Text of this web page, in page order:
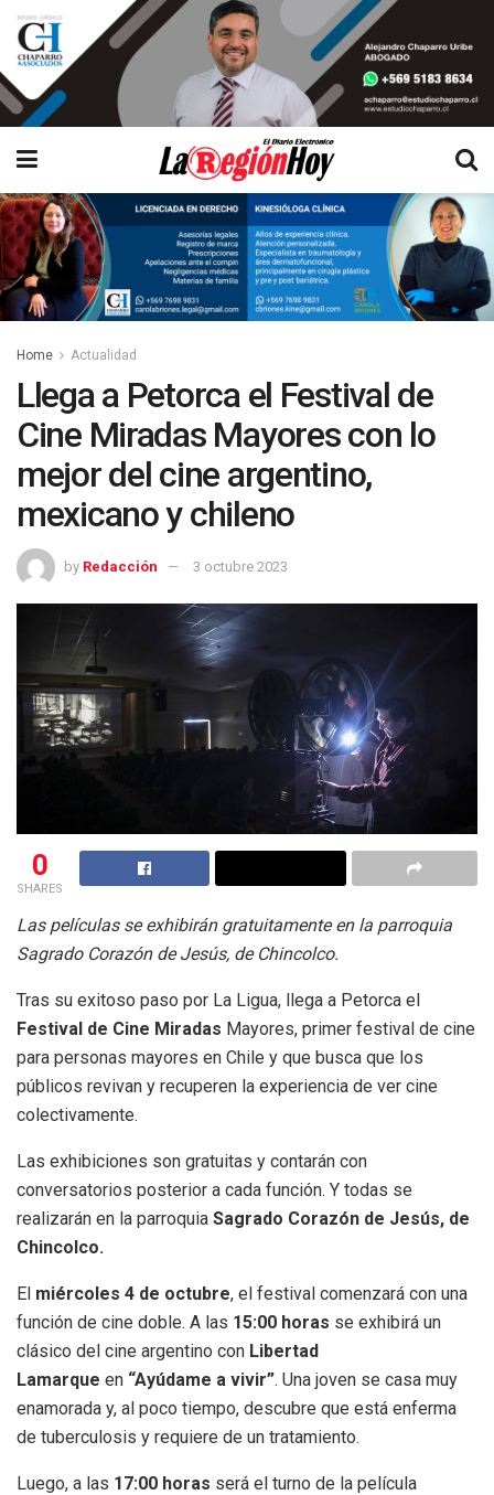
Home Actualidad
Llega a Petorca el Festival de
Cine Miradas Mayores con lo
mejor del cine argentino,
mexicano y chileno
by Redacción 3 octubre 2023
0
SHARES
Las películas se exhibirán gratuitamente en la parroquia
Sagrado Corazón de Jesús, de Chincolco.
Tras su exitoso paso por La Ligua, llega a Petorca el
Festival de Cine Miradas Mayores, primer festival de cine
para personas mayores en Chile y que busca que los
públicos revivan y recuperen la experiencia de ver cine
colectivamente.
Las exhibiciones son gratuitas y contarán con
conversatorios posterior a cada función. Y todas se
realizarán en la parroquia Sagrado Corazón de Jesús, de
Chincolco.
El miércoles 4 de octubre, el festival comenzará con una
función de cine doble. A las 15:00 horas se exhibirá un
clásico del cine argentino con Libertad
Lamarque en “Ayúdame a vivir”. Una joven se casa muy
enamorada y, al poco tiempo, descubre que está enferma
de tuberculosis y requiere de un tratamiento.
Luego, a las 17:00 horas será el turno de la película